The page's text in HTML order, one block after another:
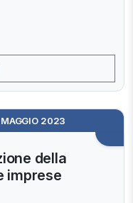
MAGGIO 2023
della
imprese